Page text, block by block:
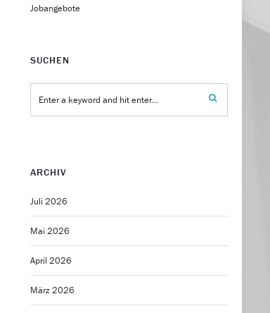
Jobangebote
SUCHEN
ARCHIV
Juli 2026
Mai 2026
April 2026
März 2026